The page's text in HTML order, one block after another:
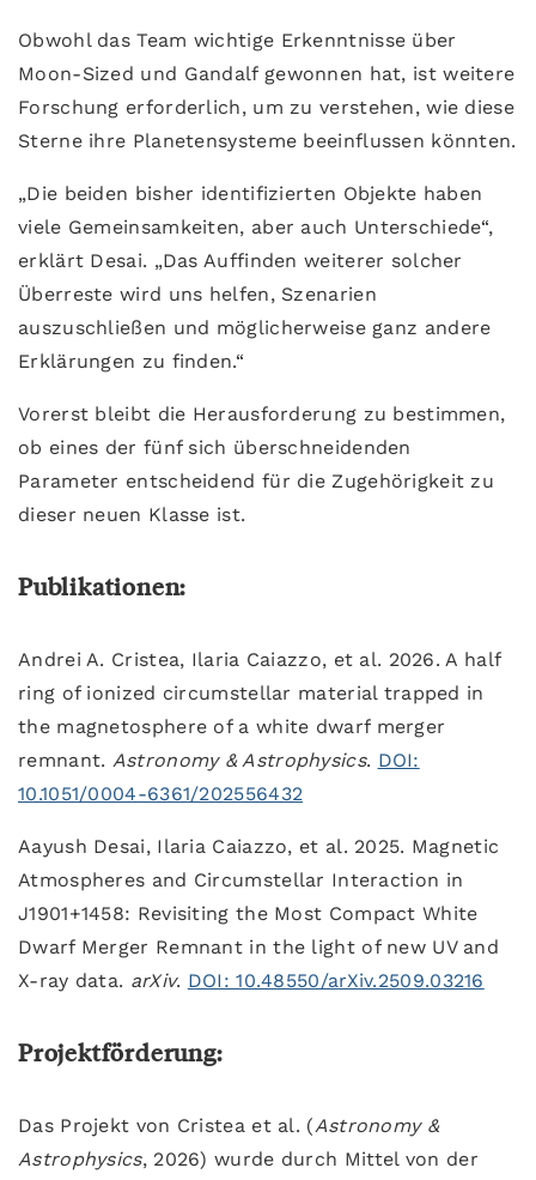
Obwohl das Team wichtige Erkenntnisse über
Moon-Sized und Gandalf gewonnen hat, ist weitere
Forschung erforderlich, um zu verstehen, wie diese
Sterne ihre Planetensysteme beeinflussen könnten.
„Die beiden bisher identifizierten Objekte haben
viele Gemeinsamkeiten, aber auch Unterschiede“,
erklärt Desai. „Das Auffinden weiterer solcher
Überreste wird uns helfen, Szenarien
auszuschließen und möglicherweise ganz andere
Erklärungen zu finden.“
Vorerst bleibt die Herausforderung zu bestimmen,
ob eines der fünf sich überschneidenden
Parameter entscheidend für die Zugehörigkeit zu
dieser neuen Klasse ist.
Publikationen:
Andrei A. Cristea, Ilaria Caiazzo, et al. 2026. A half
ring of ionized circumstellar material trapped in
the magnetosphere of a white dwarf merger
remnant. Astronomy & Astrophysics. DOI:
10.1051/0004-6361/202556432
Aayush Desai, Ilaria Caiazzo, et al. 2025. Magnetic
Atmospheres and Circumstellar Interaction in
J1901+1458: Revisiting the Most Compact White
Dwarf Merger Remnant in the light of new UV and
X-ray data. arXiv. DOI: 10.48550/arXiv.2509.03216
Projektförderung:
Das Projekt von Cristea et al. (Astronomy &
Astrophysics, 2026) wurde durch Mittel von der